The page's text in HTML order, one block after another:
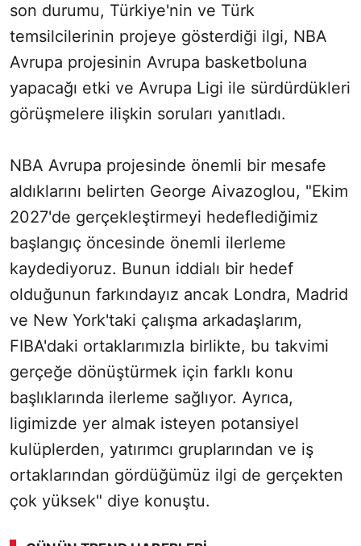
son durumu, Türkiye'nin ve Türk
temsilcilerinin projeye gösterdiği ilgi, NBA
Avrupa projesinin Avrupa basketboluna
yapacağı etki ve Avrupa Ligi ile sürdürdükleri
görüşmelere ilişkin soruları yanıtladı.
NBA Avrupa projesinde önemli bir mesafe
aldıklarını belirten George Aivazoglou, "Ekim
2027'de gerçekleştirmeyi hedeflediğimiz
başlangıç öncesinde önemli ilerleme
kaydediyoruz. Bunun iddialı bir hedef
olduğunun farkındayız ancak Londra, Madrid
ve New York'taki çalışma arkadaşlarım,
FIBA'daki ortaklarımızla birlikte, bu takvimi
gerçeğe dönüştürmek için farklı konu
başlıklarında ilerleme sağlıyor. Ayrıca,
ligimizde yer almak isteyen potansiyel
kulüplerden, yatırımcı gruplarından ve iş
ortaklarından gördüğümüz ilgi de gerçekten
çok yüksek" diye konuştu.